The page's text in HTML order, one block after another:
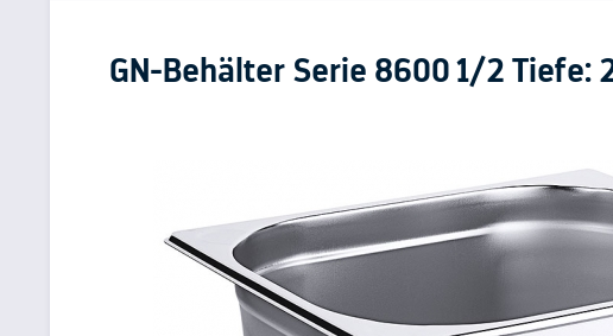
GN-Behälter Serie 8600 1/2 Tiefe: